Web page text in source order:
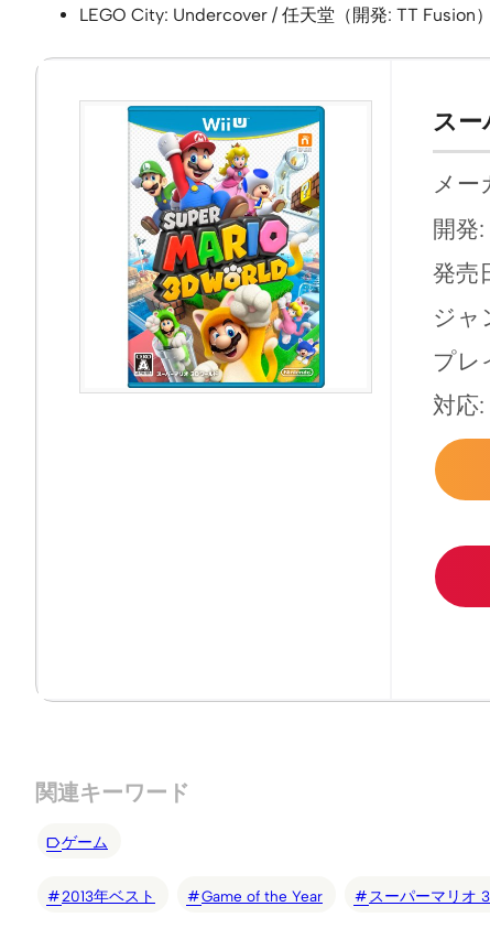
LEGO City: Undercover / 任天堂（開発: TT Fusion）
スー
メー
開発
発売
ジャ
プレ
対応
関連キーワード
ゲーム
2013年ベスト Game of the Year スーパーマリオ